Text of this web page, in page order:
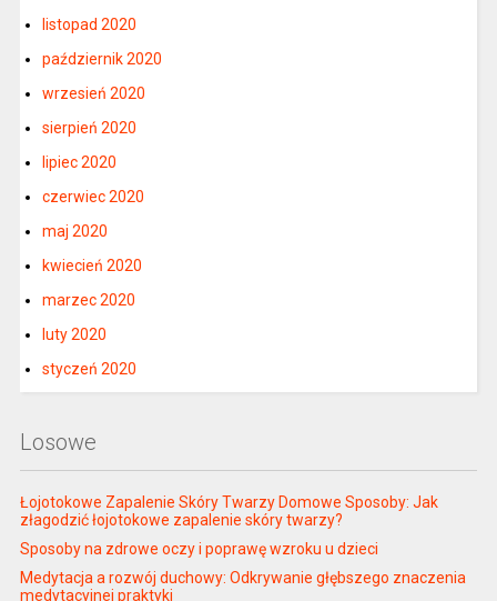
listopad 2020
październik 2020
wrzesień 2020
sierpień 2020
lipiec 2020
czerwiec 2020
maj 2020
kwiecień 2020
marzec 2020
luty 2020
styczeń 2020
Losowe
Łojotokowe Zapalenie Skóry Twarzy Domowe Sposoby: Jak
złagodzić łojotokowe zapalenie skóry twarzy?
Sposoby na zdrowe oczy i poprawę wzroku u dzieci
Medytacja a rozwój duchowy: Odkrywanie głębszego znaczenia
medytacyjnej praktyki